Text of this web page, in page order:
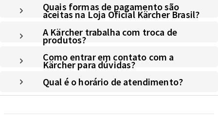
Quais formas de pagamento são
aceitas na Loja Oficial Kärcher Brasil?
A Kärcher trabalha com troca de
produtos?
Como entrar em contato com a
Kärcher para dúvidas?
Qual é o horário de atendimento?